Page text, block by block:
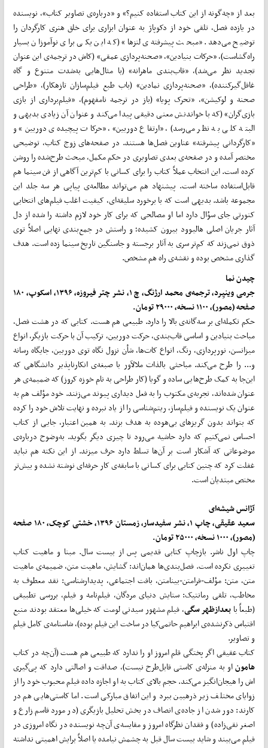
بعد از «چه‌گونه از این کتاب استفاده کنیم؟» و «درباره‌ی تصاویر کتاب»، نویسنده
در یازده فصل، تلقی خود از دکوپاژ به عنوان ابزاری برای خلق هنری کارگردان را
توضیح می‌­دهد. «مبحث پیشرفته‌ی لنزها» (که این یکی برای نوآموزان بسیار
راه‌گشاست)، «حرکات بنیادین»، «صحنه‌­پردازی عمقی» (کاش در ترجمه‌ی این عنوان
تجدید نظر می‌­شد)، «قاب­‌بندی ماهرانه» (با مثال‌­هایی به‌­شدت متنوع و گاه
غافل‌گیرکننده)، «صحنه‌پردازی نمادین» (باب طبع فیلم‌سازان تازه­کار)، «طراحی
صحنه و لوکیشن»، «تحرک پویا» (باز در ترجمه نامفهوم)، «فیلم‌‌برداری از بازی
بازی‌گران» (که با خواندنش معنی دقیقی پیدا می­‌کند و عنوان آن زیادی بدیهی و
البته کلی به نظر می‌­رسد)، «ارتفاع دوربین»، «حرکات پیچیده‌ی دوربین» و
«کارگردانی پیشرفته» عناوین فصل‌­ها هستند. در صفحه‌های زوج کتاب، توضیحی
مختصر آمده و در صفحه‌ی بعدی تصاویری در حکم مکمل، مبحث طرح‌­شده را روشن
کرده است. این انتخاب عملاً کتاب را برای کسانی با کم­‌ترین آگاهی از فن سینما هم
قابل‌استفاده ساخته است. پیشنهاد هم می‌­تواند مطالعه‌ی پیاپی هر سه جلد این
مجموعه باشد. بدیهی است که با برخورد سلیقه‌­ای، کیفیت اغلب فیلم‌­های انتخابی
کنورتی جای سؤال دارد اما او مصالحی که برای کار خود لازم داشته را شده از دل
آثار جریان اصلی هالیوود بیرون کشیده؛ و راستش در جمع‌­بندی نهایی اصلاً توی
ذوق نمی­‌زند که کم‌تر سری به آثار برجسته و جاسنگین تاریخ سینما زده است. هدف­‌
گذاری مشخص بوده و نقشه‌ی راه هم مشخص.
چیدن نما
جرمی وینیِرد، ترجمه‌ی محمد ارژنگ، چ ۱، نشر چتر فیروزه، ۱۳۹۶، اسکوپ، ۱۸۰
صفحه (مصور)، ۱۱۰۰ نسخه، ۲۹۰۰۰ تومان.
حکم تکمله‌­ای بر سه­‌گانه‌ی بالا را دارد. طبیعی هم هست. کتابی که در هشت فصل،
مباحث بنیادین و اساسی قاب‌­بندی، حرکت دوربین، ترکیب آن با حرکت بازیگر، انواع
میزانسن، نورپردازی، رنگ، انواع کات­‌ها، شأن نزول نگاه توی دوربین، جایگاه رسانه
و... را طرح می‌­کند. مباحثی بالذات ملال­آور با صبغه‌ی انکارناپذیر دانشگاهی که
این‌جا به کمک طرح­‌هایی ساده و گویا (کار طراحی به نام خوزه کروز) که ضمیمه‌ی هر
عنوان شده‌­اند، تجربه‌ی مکتوب را به فعل دیداری پیوند می‌­زنند. خود مؤلف هم به
عنوان یک نویسنده و فیلم‌ساز، ریتم‌­شناسی را از یاد نبرده و نهایت تلاش خود را کرده
که بتواند بدون گریزهای بی‌هوده به هدف بزند. به همین اعتبار، جایی از کتاب
احساس نمی­‌کنیم که دارد حاشیه می‌­رود تا چیزی دیگر بگوید. به‌­وضوح درباره‌ی
موضوعاتی که آشکار است بر آن­‌ها تسلط دارد حرف می­زند. از این نکته هم نباید
غفلت کرد که چنین کتابی برای کسانی با سابقه‌ی کار حرفه‌­ای نوشته نشده و بیش‌تر
مختص مبتدیان است.
آژانس شیشه‌­ای
سعید عقیقی، چاپ ۱، نشر سفیدسار، زمستان ۱۳۹۶، خشتی کوچک، ۱۸۰ صفحه
(مصور)، ۱۰۰۰ نسخه، ۲۵۰۰۰ تومان.
چاپ اول ناشر. بازچاپ کتابی قدیمی پس از بیست سال. مبنا و ماهیت کتاب
تغییری نکرده است. فصل‌بندی­‌ها همان­‌اند: گشایش، ماهیت متن، ضمیمه‌ی ماهیت
متن، متن: مؤلف-فرامتن-بینامتن، بافت اجتماعی، پدیدارشناسی: نقد معطوف به
مخاطب، تلقی رمانتیک: ستایش دنیای مردگان، فیلم‌‌نامه و فیلم، بررسی تطبیقی
(طبعاً با بعدازظهر سگی، فیلم مشهور سیدنی لومت که خیلی­‌ها معتقد بودند منبع
اقتباس ذکرنشده‌ی ابراهیم حاتمی­‌کیا در ساخت این فیلم بوده)، شاسنامه‌ی کامل فیلم
و تصاویر.
کتاب عقیقی اگر پختگی قلم امروز او را ندارد که طبیعی هم هست (آن‌چه در کتاب
هاموناو به منزله‌ی کاستی قابل‌طرح نیست)، صداقت و اصالتی دارد که پی‌گیری­‌
اش را هیجان‌­انگیز می­‌کند. حجم بالای کتاب به او اجازه داده فیلم محبوب خود را از
زوایای مختلف زیر ذره­بین ببرد و این اتفاق مبارکی است. اما کاستی­‌هایی هم در
کارند: دور شدن از جاده‌ی انصاف در بخش تحلیل بازیگری (در مورد قاسم زارع و
اصغر نقی‌­زاده) و فقدان نظرگاه امروز و مقایسه‌ی آن‌چه نویسنده در نگاه امروزی در
فیلم می‌بیند و شاید بیست سال قبل به چشمش نیامده یا اصلاً برایش اهمیتی نداشته